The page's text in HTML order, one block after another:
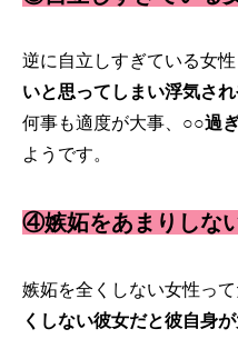
逆に自立しすぎている女性
いと思ってしまい浮気さ
何事も適度が大事、 ○○過
ようです。
④嫉妬をあまりしな
嫉妬を全くしない女性って
くしない彼女だと彼自身